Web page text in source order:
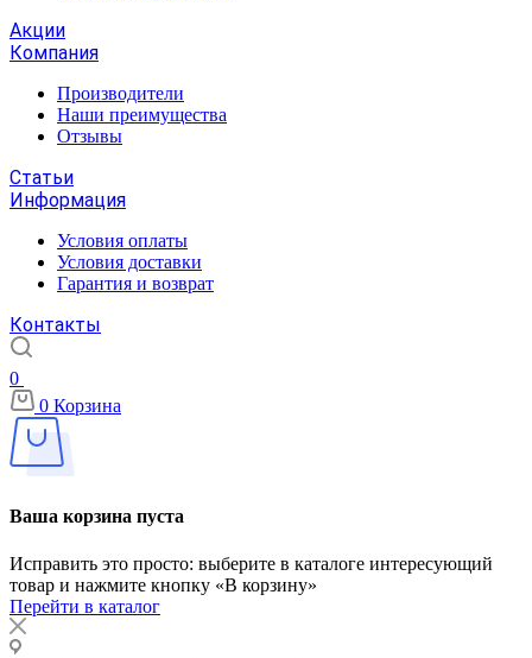
Акции
Компания
Производители
Наши преимущества
Отзывы
Статьи
Информация
Условия оплаты
Условия доставки
Гарантия и возврат
Контакты
0
0 Корзина
Ваша корзина пуста
Исправить это просто: выберите в каталоге интересующий
товар и нажмите кнопку «В корзину»
Перейти в каталог